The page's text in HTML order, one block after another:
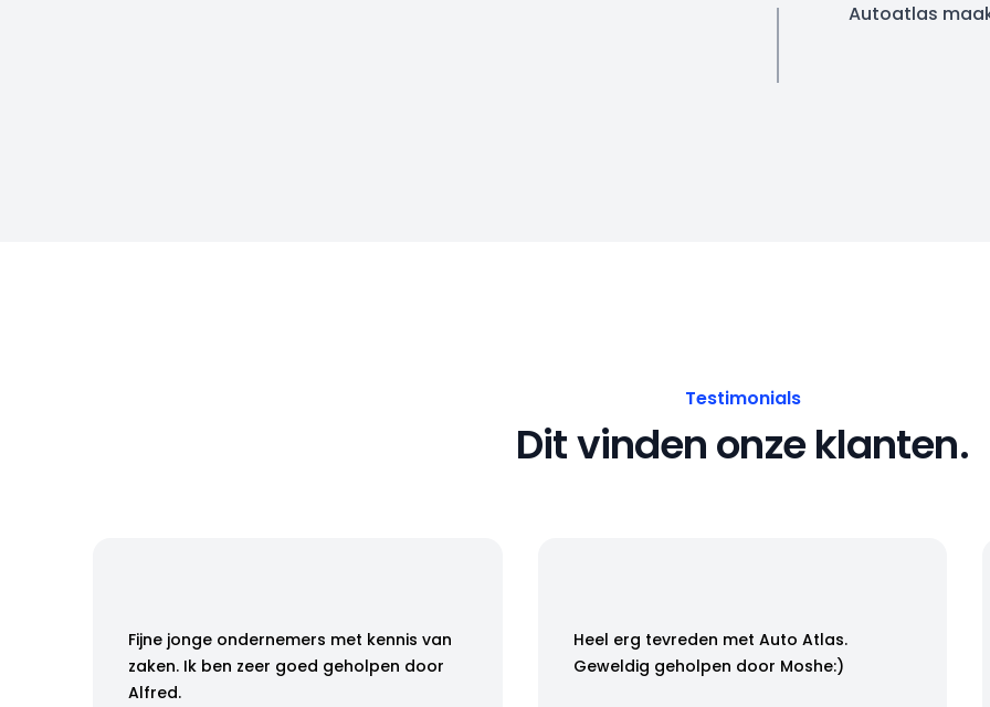
Autoatlas
Testimonials
Dit vinden onze klanten.
Fijne jonge ondernemers met kennis van
zaken. Ik ben zeer goed geholpen door
Alfred.
Heel erg tevreden met Auto Atlas.
Geweldig geholpen door Moshe:)